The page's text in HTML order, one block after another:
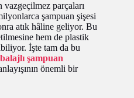
vazgeçilmez parçaları
şampuan şişesi
atık hâline geliyor. Bu
hem de plastik
İşte tam da bu
şampuan
önemli bir